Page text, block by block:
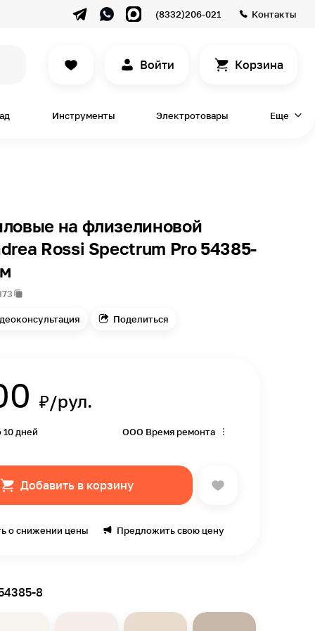
(8332)206-021 Контакты
Войти Корзина
Инструменты Электротовары Еще
на флизелиновой
Rossi Spectrum Pro 54385-
Поделиться
₽/рул.
10 дней ООО Время ремонта
Добавить в корзину
о снижении цены Предложить свою цену
8